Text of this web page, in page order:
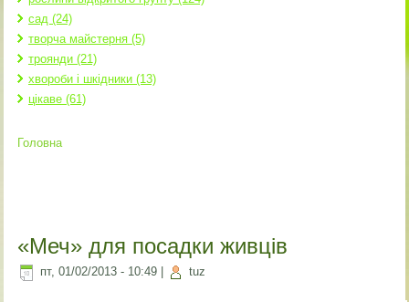
сад (24)
творча майстерня (5)
троянди (21)
хвороби і шкідники (13)
цікаве (61)
Ви є тут
Головна
«Меч» для посадки живців
пт, 01/02/2013 - 10:49 tuz